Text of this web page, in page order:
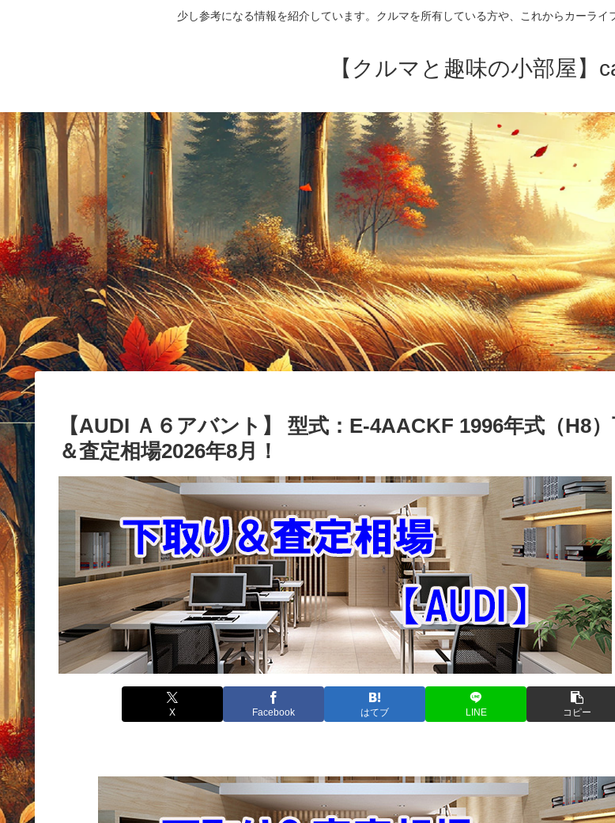
少し参考になる情報を紹介しています。クルマを所有している方や、これからカーライ
【クルマと趣味の小部屋】
【AUDI Ａ６アバント】 型式：E-4AACKF 1996年式（H8）
＆査定相場2026年8月！
X Facebook はてブ LINE コピー